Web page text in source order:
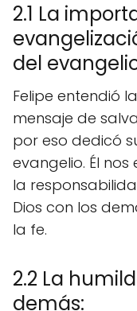
2.1 La
del
Felipe entendió
mensaje de
por eso dedicó
evangelio. Él
la
Dios con los
la fe.
2.2 La
demás: